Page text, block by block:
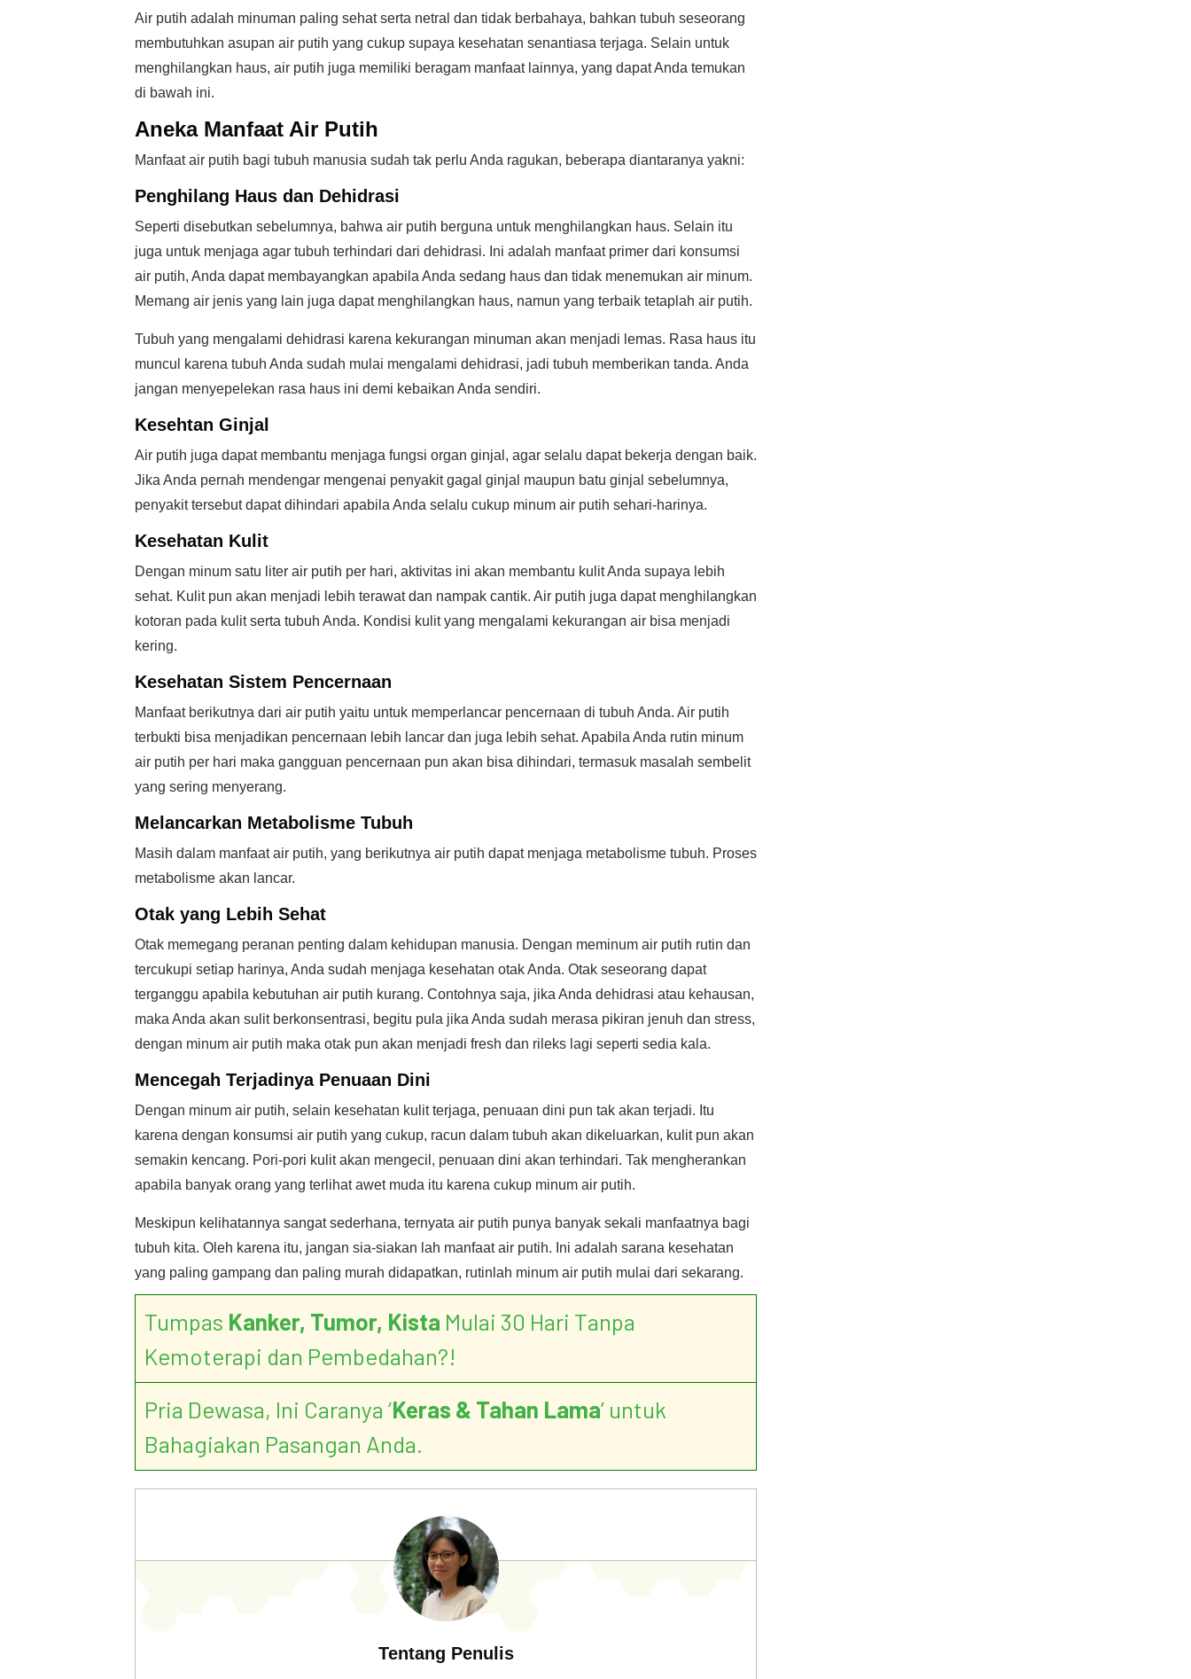
Air putih adalah minuman paling sehat serta netral dan tidak berbahaya, bahkan tubuh seseorang
membutuhkan asupan air putih yang cukup supaya kesehatan senantiasa terjaga. Selain untuk
menghilangkan haus, air putih juga memiliki beragam manfaat lainnya, yang dapat Anda temukan
di bawah ini.
Aneka Manfaat Air Putih
Manfaat air putih bagi tubuh manusia sudah tak perlu Anda ragukan, beberapa diantaranya yakni:
Penghilang Haus dan Dehidrasi
Seperti disebutkan sebelumnya, bahwa air putih berguna untuk menghilangkan haus. Selain itu
juga untuk menjaga agar tubuh terhindari dari dehidrasi. Ini adalah manfaat primer dari konsumsi
air putih, Anda dapat membayangkan apabila Anda sedang haus dan tidak menemukan air minum.
Memang air jenis yang lain juga dapat menghilangkan haus, namun yang terbaik tetaplah air putih.
Tubuh yang mengalami dehidrasi karena kekurangan minuman akan menjadi lemas. Rasa haus itu
muncul karena tubuh Anda sudah mulai mengalami dehidrasi, jadi tubuh memberikan tanda. Anda
jangan menyepelekan rasa haus ini demi kebaikan Anda sendiri.
Kesehtan Ginjal
Air putih juga dapat membantu menjaga fungsi organ ginjal, agar selalu dapat bekerja dengan baik.
Jika Anda pernah mendengar mengenai penyakit gagal ginjal maupun batu ginjal sebelumnya,
penyakit tersebut dapat dihindari apabila Anda selalu cukup minum air putih sehari-harinya.
Kesehatan Kulit
Dengan minum satu liter air putih per hari, aktivitas ini akan membantu kulit Anda supaya lebih
sehat. Kulit pun akan menjadi lebih terawat dan nampak cantik. Air putih juga dapat menghilangkan
kotoran pada kulit serta tubuh Anda. Kondisi kulit yang mengalami kekurangan air bisa menjadi
kering.
Kesehatan Sistem Pencernaan
Manfaat berikutnya dari air putih yaitu untuk memperlancar pencernaan di tubuh Anda. Air putih
terbukti bisa menjadikan pencernaan lebih lancar dan juga lebih sehat. Apabila Anda rutin minum
air putih per hari maka gangguan pencernaan pun akan bisa dihindari, termasuk masalah sembelit
yang sering menyerang.
Melancarkan Metabolisme Tubuh
Masih dalam manfaat air putih, yang berikutnya air putih dapat menjaga metabolisme tubuh. Proses
metabolisme akan lancar.
Otak yang Lebih Sehat
Otak memegang peranan penting dalam kehidupan manusia. Dengan meminum air putih rutin dan
tercukupi setiap harinya, Anda sudah menjaga kesehatan otak Anda. Otak seseorang dapat
terganggu apabila kebutuhan air putih kurang. Contohnya saja, jika Anda dehidrasi atau kehausan,
maka Anda akan sulit berkonsentrasi, begitu pula jika Anda sudah merasa pikiran jenuh dan stress,
dengan minum air putih maka otak pun akan menjadi fresh dan rileks lagi seperti sedia kala.
Mencegah Terjadinya Penuaan Dini
Dengan minum air putih, selain kesehatan kulit terjaga, penuaan dini pun tak akan terjadi. Itu
karena dengan konsumsi air putih yang cukup, racun dalam tubuh akan dikeluarkan, kulit pun akan
semakin kencang. Pori-pori kulit akan mengecil, penuaan dini akan terhindari. Tak mengherankan
apabila banyak orang yang terlihat awet muda itu karena cukup minum air putih.
Meskipun kelihatannya sangat sederhana, ternyata air putih punya banyak sekali manfaatnya bagi
tubuh kita. Oleh karena itu, jangan sia-siakan lah manfaat air putih. Ini adalah sarana kesehatan
yang paling gampang dan paling murah didapatkan, rutinlah minum air putih mulai dari sekarang.
Tumpas Kanker, Tumor, Kista Mulai 30 Hari Tanpa
Kemoterapi dan Pembedahan?!
Pria Dewasa, Ini Caranya ‘Keras & Tahan Lama’ untuk
Bahagiakan Pasangan Anda.
Tentang Penulis